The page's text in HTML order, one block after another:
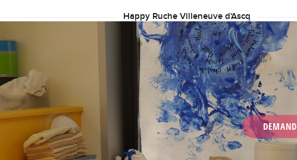
Happy Ruche Villeneuve d'Ascq
DEMAND